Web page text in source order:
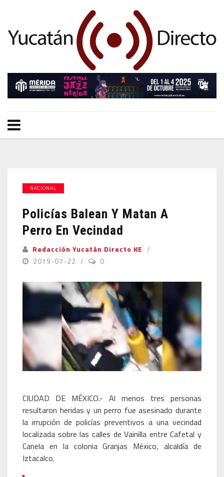
NACIONAL
Policías Balean Y Matan A
Perro En Vecindad
Redacción Yucatán Directo KE
2019-07-22
0
CIUDAD DE MÉXICO.- Al menos tres personas
resultaron heridas y un perro fue asesinado durante
la irrupción de policías preventivos a una vecindad
localizada sobre las calles de Vainilla entre Cafetal y
Canela en la colonia Granjas México, alcaldía de
Iztacalco.